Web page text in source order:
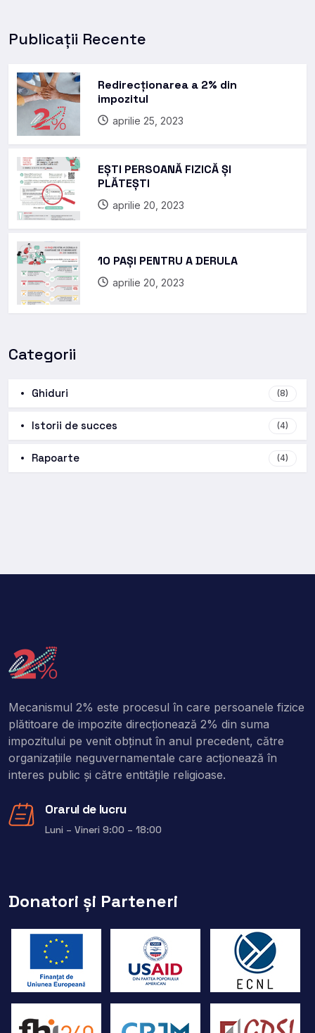
Publicații Recente
Redirecționarea a 2% din
impozitul
aprilie 25, 2023
EȘTI PERSOANĂ FIZICĂ ȘI
PLĂTEȘTI
aprilie 20, 2023
10 PAȘI PENTRU A DERULA
aprilie 20, 2023
Categorii
Ghiduri (8)
Istorii de succes (4)
Rapoarte (4)
Mecanismul 2% este procesul în care persoanele fizice
plătitoare de impozite direcţionează 2% din suma
impozitului pe venit obţinut în anul precedent, către
organizaţiile neguvernamentale care acţionează în
interes public şi către entitățile religioase.
Orarul de lucru
Luni – Vineri 9:00 – 18:00
Donatori și Parteneri